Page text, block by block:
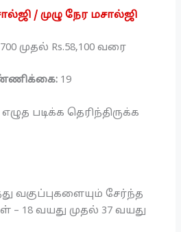
/ முழு நேர மசால்ஜி
முதல் Rs.58,100 வரை
19
படிக்க தெரிந்திருக்க
வகுப்புகளையும்‌ சேர்ந்த
18 வயது முதல் 37 வயது